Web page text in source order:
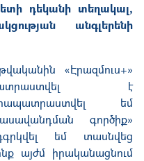
դեկանի տեղակալ,
անգլերենի
«Էրազմուս+»
է
եմ
գործիք»
եմ տասնվեց
այժմ իրականացնում